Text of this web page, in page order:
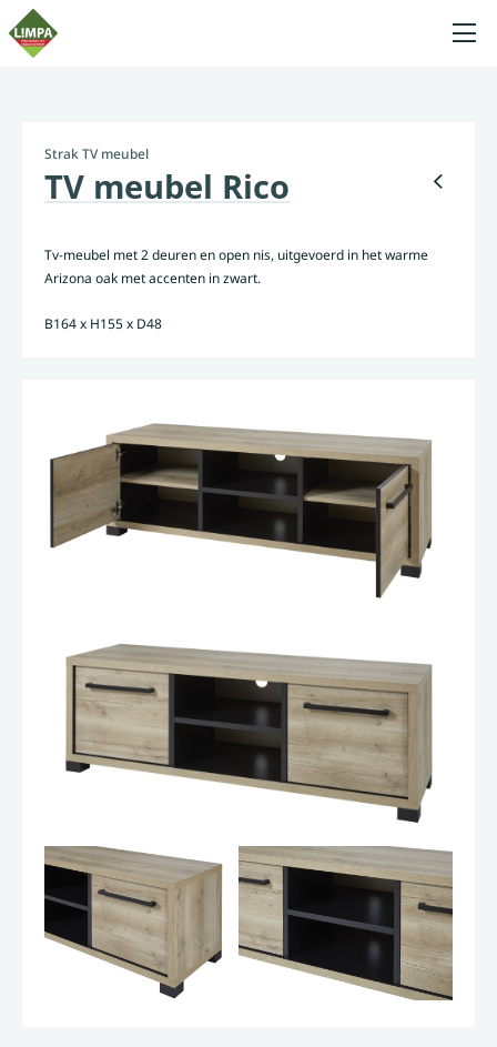
Strak TV meubel
TV meubel Rico
Tv-meubel met 2 deuren en open nis, uitgevoerd in het warme
Arizona oak met accenten in zwart.
B164 x H155 x D48